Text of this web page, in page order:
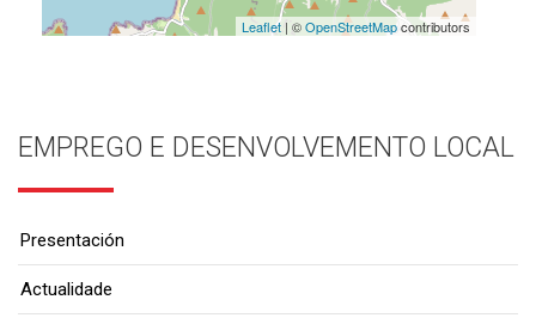
Leaflet| ©OpenStreetMapcontributors
EMPREGO E DESENVOLVEMENTO LOCAL
Presentación
Actualidade